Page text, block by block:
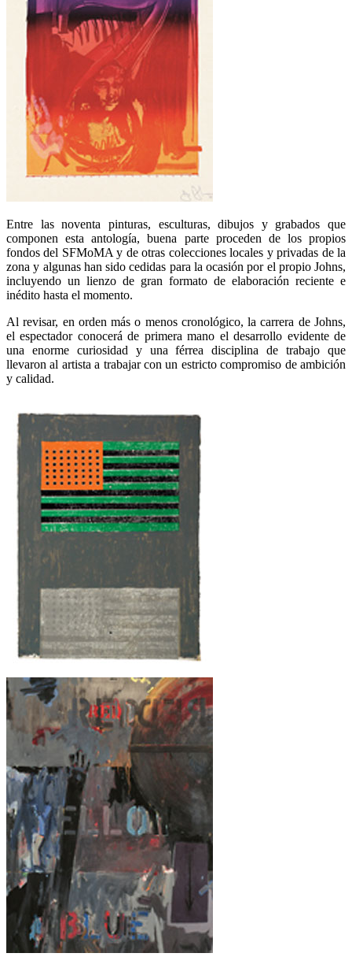
Entre las noventa pinturas, esculturas, dibujos y grabados que
componen esta antología, buena parte proceden de los propios
fondos del SFMoMA y de otras colecciones locales y privadas de la
zona y algunas han sido cedidas para la ocasión por el propio Johns,
incluyendo un lienzo de gran formato de elaboración reciente e
inédito hasta el momento.
Al revisar, en orden más o menos cronológico, la carrera de Johns,
el espectador conocerá de primera mano el desarrollo evidente de
una enorme curiosidad y una férrea disciplina de trabajo que
llevaron al artista a trabajar con un estricto compromiso de ambición
y calidad.